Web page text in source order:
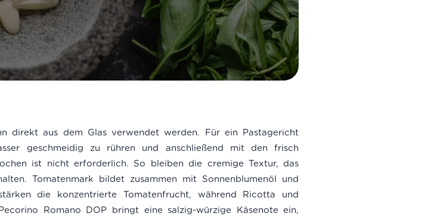
direkt aus dem Glas verwendet werden. Für ein Pastagericht
geschmeidig zu rühren und anschließend mit den frisch
ist nicht erforderlich. So bleiben die cremige Textur, das
Tomatenmark bildet zusammen mit Sonnenblumenöl und
die konzentrierte Tomatenfrucht, während Ricotta und
Romano DOP bringt eine salzig-würzige Käsenote ein,